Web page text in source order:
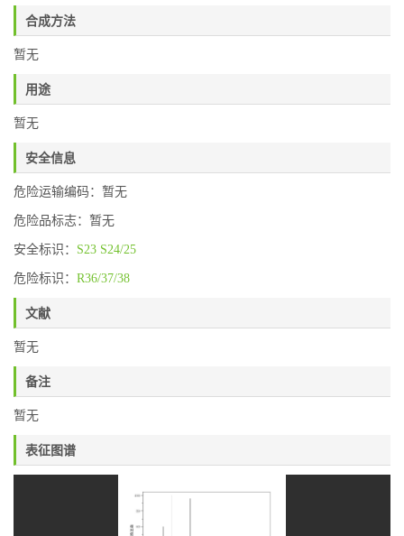
合成方法
暂无
用途
暂无
安全信息
危险运输编码：暂无
危险品标志：暂无
安全标识： S23 S24/25
危险标识： R36/37/38
文献
暂无
备注
暂无
表征图谱